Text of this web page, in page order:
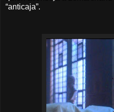
“anticaja”.